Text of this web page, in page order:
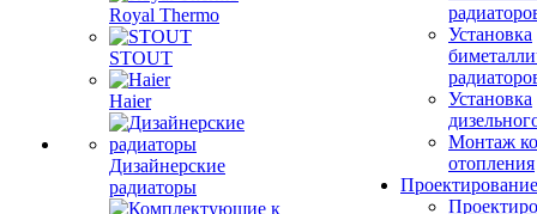
Royal Thermo
STOUT
Haier
Дизайнерские
радиаторы
Установка
Установка
Монтаж
отопления
Проектирование